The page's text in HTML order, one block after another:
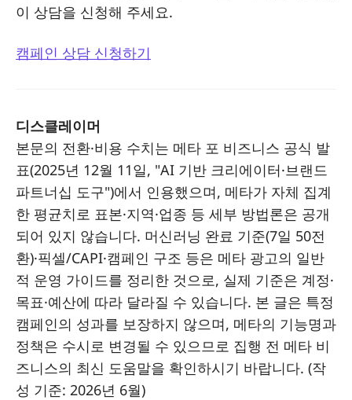
이 상담을 신청해 주세요.
캠페인 상담 신청하기
디스클레이머
본문의 전환·비용 수치는 메타 포 비즈니스 공식 발
표(2025년 12월 11일, "AI 기반 크리에이터·브랜드
파트너십 도구")에서 인용했으며, 메타가 자체 집계
한 평균치로 표본·지역·업종 등 세부 방법론은 공개
되어 있지 않습니다. 머신러닝 완료 기준(7일 50전
환)·픽셀/CAPI·캠페인 구조 등은 메타 광고의 일반
적 운영 가이드를 정리한 것으로, 실제 기준은 계정·
목표·예산에 따라 달라질 수 있습니다. 본 글은 특정
캠페인의 성과를 보장하지 않으며, 메타의 기능명과
정책은 수시로 변경될 수 있으므로 집행 전 메타 비
즈니스의 최신 도움말을 확인하시기 바랍니다. (작
성 기준: 2026년 6월)